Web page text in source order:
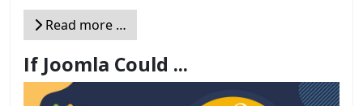
Read more …
If Joomla Could ...